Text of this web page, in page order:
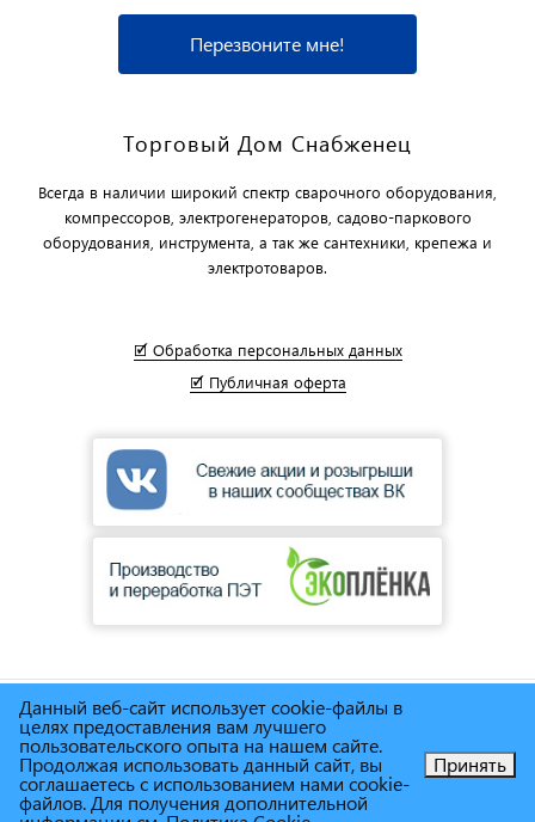
Перезвоните мне!
Торговый Дом Снабженец
Всегда в наличии широкий спектр сварочного оборудования,
компрессоров, электрогенераторов, садово-паркового
оборудования, инструмента, а так же сантехники, крепежа и
электротоваров.
🗹 Обработка персональных данных
🗹 Публичная оферта
© Сеть магазинов инструмента и техники"Торговый дом
Снабженец" 1995г. - 2025г.
Позвоните нам!
Данный веб-сайт использует cookie-файлы в
целях предоставления вам лучшего
пользовательского опыта на нашем сайте.
Продолжая использовать данный сайт, вы
соглашаетесь с использованием нами cookie-
файлов. Для получения дополнительной
Принять